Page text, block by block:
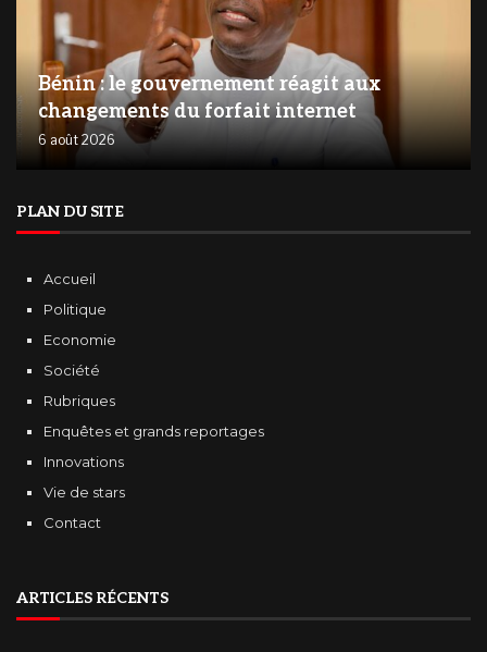
Bénin : le gouvernement réagit aux
changements du forfait internet
6 août 2026
PLAN DU SITE
Accueil
Politique
Economie
Société
Rubriques
Enquêtes et grands reportages
Innovations
Vie de stars
Contact
ARTICLES RÉCENTS